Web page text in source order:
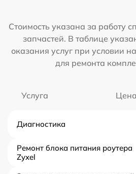
Стоимость указана за работу
запчастей. В таблице
оказания услуг при условии
для ремонта
Услуга
Диагностика
Ремонт блока питания роутера
Zyxel